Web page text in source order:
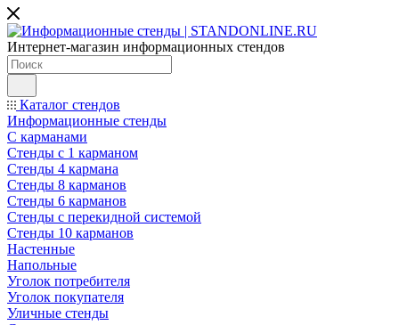
Интернет-магазин информационных стендов
Каталог стендов
Информационные стенды
С карманами
Стенды с 1 карманом
Стенды 4 кармана
Стенды 8 карманов
Стенды 6 карманов
Стенды с перекидной системой
Стенды 10 карманов
Настенные
Напольные
Уголок потребителя
Уголок покупателя
Уличные стенды